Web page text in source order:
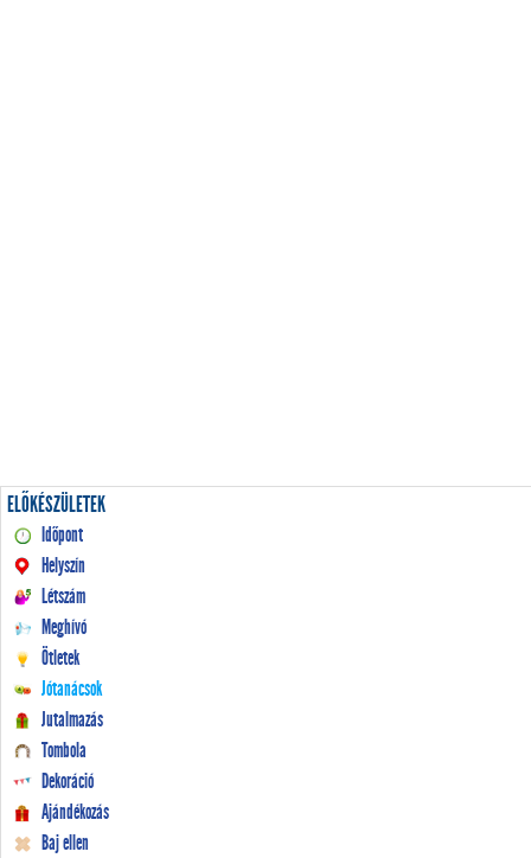
ELŐKÉSZÜLETEK
Időpont
Helyszín
Létszám
Meghívó
Ötletek
Jótanácsok
Jutalmazás
Tombola
Dekoráció
Ajándékozás
Baj ellen